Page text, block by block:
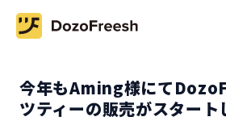
今年もAming様にて
ツティーの販売がスタート